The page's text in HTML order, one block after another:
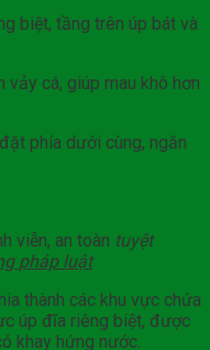
biệt, tầng trên úp bát và
cá, giúp mau khô hơn
phía dưới cùng, ngăn
viễn, an toàn tuyệt
pháp luật
thành các khu vực chứa
úp đĩa riêng biệt, được
khay hứng nước.